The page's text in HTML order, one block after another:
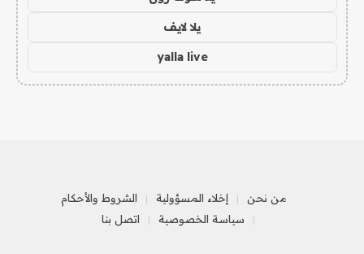
يلا لايف
yalla live
من نحن إخلاء المسؤولية
الشروط والأحكام
سياسة الخصوصية
اتصل بنا